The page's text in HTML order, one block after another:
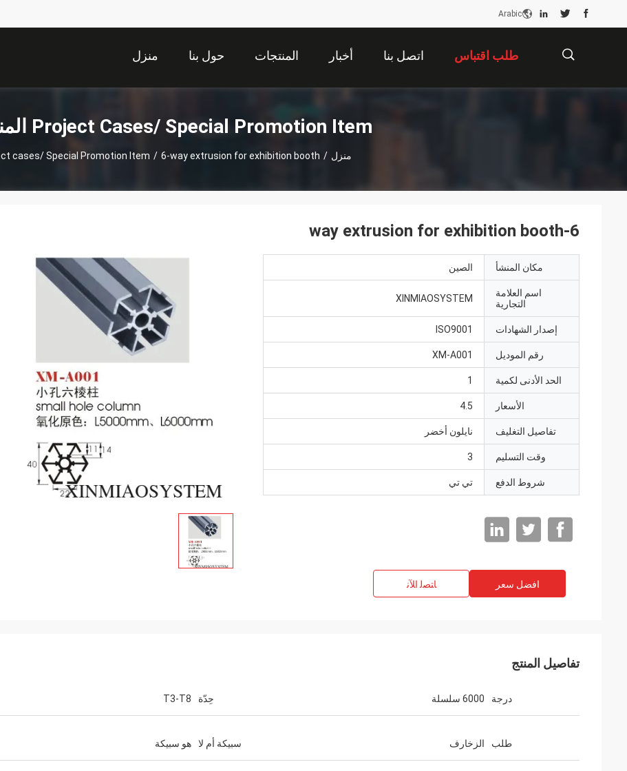
Arabic
منزل حول بنا المنتجات أخبار اتصل بنا طلب اقتباس
Project Cases/ Special Promotion Item المنتجات
منزل /
cases/ Special Promotion Item / 6-way extrusion for exhibition booth
6-way extrusion for exhibition booth
مكان المنشأ الصين
اسم العلامة
التجارية
XINMIAOSYSTEM
إصدار الشهادات ISO9001
رقم الموديل XM-A001
الحد الأدنى لكمية 1
الأسعار 4.5
تفاصيل التغليف نايلون أخضر
وقت التسليم 3
شروط الدفع تي تي
افضل سعر ﺎﺘﺼﻟ ﺍﻶﻧ
تفاصيل المنتج
درجة 6000 سلسلة حِدّة T3-T8
طلب الزخارف سبيكة أم لا هو سبيكة